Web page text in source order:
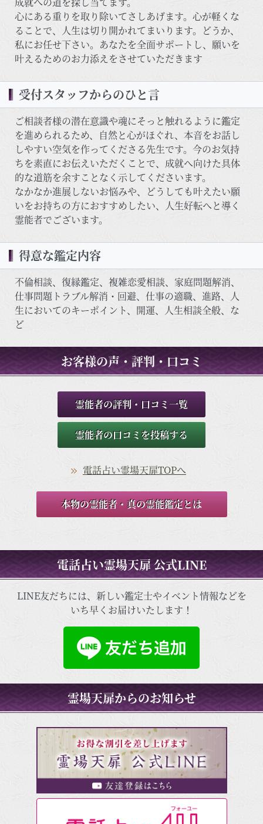
心にある重りを取り除いてさしあげます。心が軽くな
ることで、人生は切り開かれてまいります。どうか、
私にお任せ下さい。あなたを全面サポートし、願いを
叶えるためのお力添えをさせていただきます
受付スタッフからのひと言
ご相談者様の潜在意識や魂にそっと触れるように鑑定
を進められるため、自然と心がほぐれ、本音をお話し
しやすい空気を作ってくださる先生です。今のお気持
ちを素直にお伝えいただくことで、成就へ向けた具体
的な道筋を余すことなく示してくださいます。
なかなか進展しないお悩みや、どうしても叶えたい願
いをお持ちの方におすすめしたい、人生好転へと導く
霊能者でございます。
得意な鑑定内容
不倫相談、復縁鑑定、複雑恋愛相談、家庭問題解消、
仕事問題トラブル解消・回避、仕事の適職、進路、人
生においてのキーポイント、開運、人生相談全般、な
ど
お客様の声・評判・口コミ
霊能者の評判・口コミ一覧
霊能者の口コミを投稿する
電話占い霊場天扉TOPへ
本物の霊能者・真の霊能鑑定とは
電話占い霊場天扉 公式LINE
LINE友だちには、新しい鑑定士やイベント情報などを
いち早くお届けいたします！
霊場天扉からのお知らせ